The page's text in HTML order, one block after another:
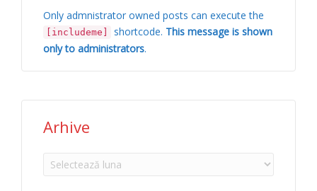
Only admnistrator owned posts can execute the
[includeme] shortcode. This message is shown
only to administrators.
Arhive
Arhive